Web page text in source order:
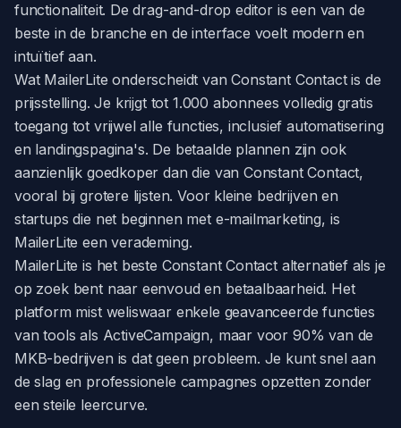
functionaliteit. De drag-and-drop editor is een van de
beste in de branche en de interface voelt modern en
intuïtief aan.
Wat MailerLite onderscheidt van Constant Contact is de
prijsstelling. Je krijgt tot 1.000 abonnees volledig gratis
toegang tot vrijwel alle functies, inclusief automatisering
en landingspagina's. De betaalde plannen zijn ook
aanzienlijk goedkoper dan die van Constant Contact,
vooral bij grotere lijsten. Voor kleine bedrijven en
startups die net beginnen met e-mailmarketing, is
MailerLite een verademing.
MailerLite is het beste Constant Contact alternatief als je
op zoek bent naar eenvoud en betaalbaarheid. Het
platform mist weliswaar enkele geavanceerde functies
van tools als ActiveCampaign, maar voor 90% van de
MKB-bedrijven is dat geen probleem. Je kunt snel aan
de slag en professionele campagnes opzetten zonder
een steile leercurve.